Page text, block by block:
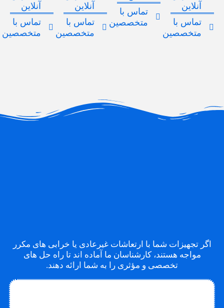
آنلاین
تماس با
متخصصین
تماس با
متخصصین
آنلاین
تماس با
متخصصین
آنلاین
تماس با
متخصصین
اگر تجهیزات شما با ارتعاشات غیرعادی یا خرابی های مکرر
مواجه هستند، کارشناسان ما آماده اند تا راه حل های
تخصصی و مؤثری را به شما ارائه دهند.